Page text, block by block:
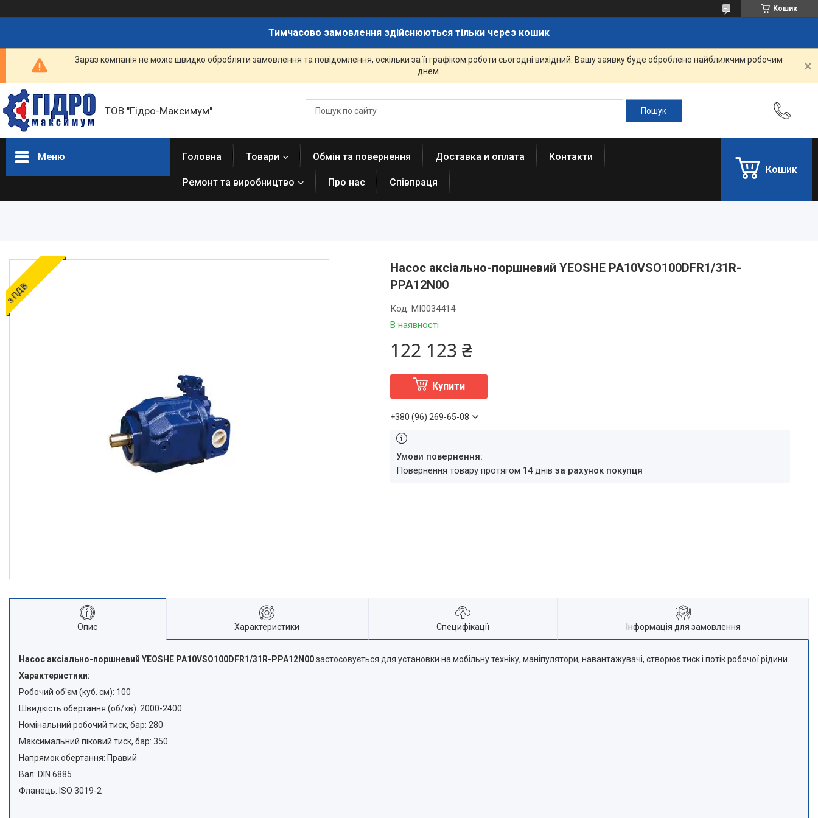
Кошик
Тимчасово замовлення здійснюються тільки через кошик
Зараз компанія не може швидко обробляти замовлення та повідомлення, оскільки за її графіком роботи сьогодні вихідний. Вашу заявку буде оброблено найближчим робочим
днем.
ТОВ "Гідро-Максимум"
Меню
ПНЕВМАТИКА
ОЛИВИ ТА МАСТИЛА
ДІАГНОСТИЧНІ І
ДОРОЖНЬОГО ТЕХНІКИ
Головна Товари Обмін та повернення Доставка и оплата Контакти
Ремонт та виробництво Про нас Співпраця
Кошик
з ПДВ
Насос аксіально-поршневий YEOSHE PA10VSO100DFR1/31R-
PPA12N00
В наявності
Код:MI0034414
122 123 ₴
Купити
+380 (96) 269-65-08
повернення товару протягом 14 днівза рахунок покупця
Опис Характеристики Специфікації Інформація для замовлення
Насос аксіально-поршневий YEOSHE PA10VSO100DFR1/31R-PPA12N00застосовується для установки на мобільну техніку, маніпулятори, навантажувачі, створює тиск і потік робочої рідини.
Характеристики:
Робочий об'єм (куб. cм): 100
Швидкість обертання (об/хв): 2000-2400
Номінальний робочий тиск, бар: 280
Максимальний піковий тиск, бар: 350
Напрямок обертання: Правий
Вал: DIN 6885
Фланець: ISO 3019-2